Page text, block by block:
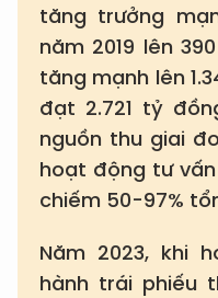
tăng trưởng
năm 2019 lên
tăng mạnh lên
đạt 2.721 tỷ
nguồn thu giai
hoạt động tư
chiếm 50-97%
Năm 2023, khi
hành trái phiếu